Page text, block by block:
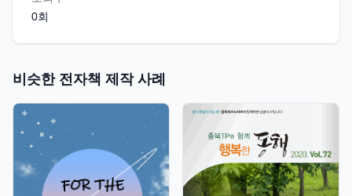
0회
비슷한 전자책 제작 사례